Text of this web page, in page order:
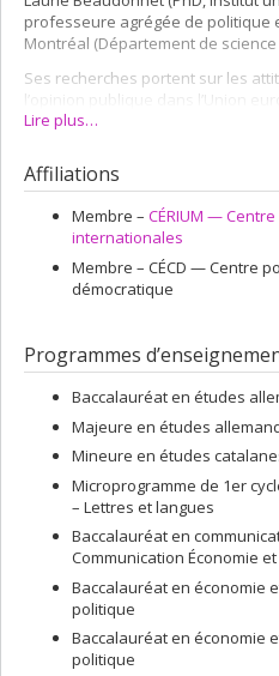
professeure agrégée de politique
Montréal (Département de
Ses recherches portent sur les
l’opinion publique dans l’Union
quantitatives et qualitatives.
Elle a été titulaire de la Chaire
2019 et dirigé leRESTEP, un
sur les processus de politisation
Lire plus…
Affiliations
Membre – CÉRIUM —
internationales
Membre – CÉCD — Centre
démocratique
Programmes
Baccalauréat en études
Majeure en études
Mineure en études
Microprogramme de 1er
– Lettres et langues
Baccalauréat en
Communication Économie
Baccalauréat en économie
politique
Baccalauréat en économie
politique